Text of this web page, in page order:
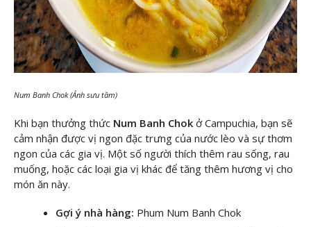
Num Banh Chok (Ảnh sưu tầm)
Khi bạn thưởng thức Num Banh Chok ở Campuchia, bạn sẽ
cảm nhận được vị ngon đặc trưng của nước lèo và sự thơm
ngon của các gia vị. Một số người thích thêm rau sống, rau
muống, hoặc các loại gia vị khác để tăng thêm hương vị cho
món ăn này.
Gợi ý nhà hàng: Phum Num Banh Chok